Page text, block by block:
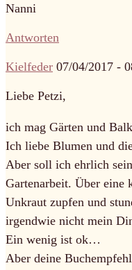
Nanni
Antworten
Kielfeder 07/04/2017 -
Liebe Petzi,
ich mag Gärten und
Ich liebe Blumen und
Aber soll ich ehrlich
Gartenarbeit. Über eine
Unkraut zupfen und
irgendwie nicht mein
Ein wenig ist ok…
Aber deine